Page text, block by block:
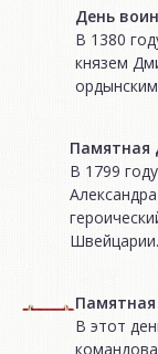
День
В 1380
князем
Памятная
В 1799
Швейцарии.
В этот